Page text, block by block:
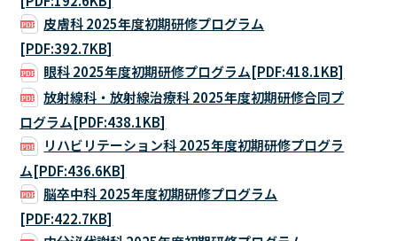
皮膚科 2025年度初期研修プログラム
[PDF:392.7KB]
眼科 2025年度初期研修プログラム[PDF:418.1KB]
放射線科・放射線治療科 2025年度初期研修合同プ
ログラム[PDF:438.1KB]
リハビリテーション科 2025年度初期研修プログラ
ム[PDF:436.6KB]
脳卒中科 2025年度初期研修プログラム
[PDF:422.7KB]